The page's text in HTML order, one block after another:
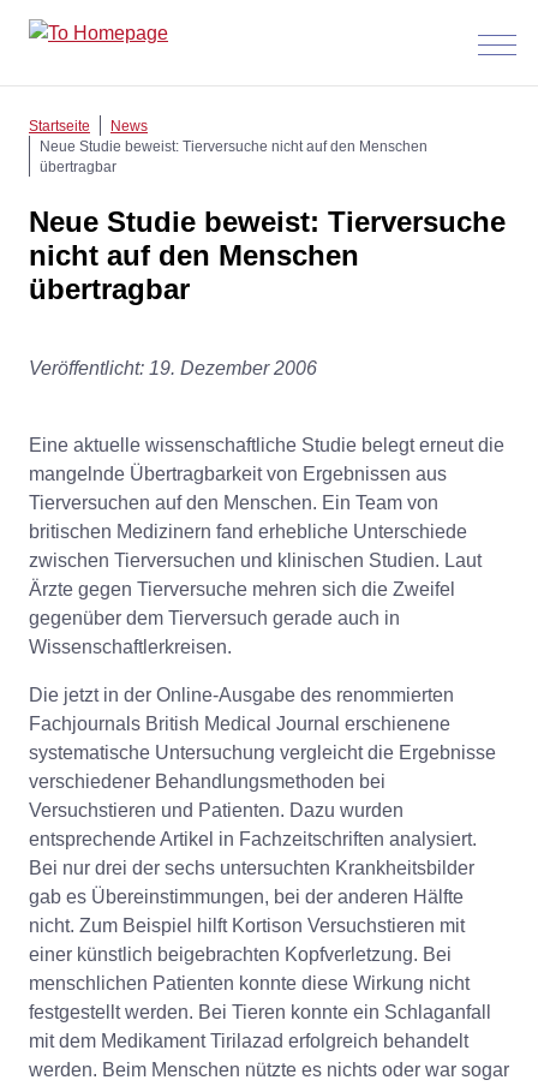
Menü
Startseite
News
Neue Studie beweist: Tierversuche nicht auf den Menschen
übertragbar
Neue Studie beweist: Tierversuche
nicht auf den Menschen
übertragbar
Veröffentlicht: 19. Dezember 2006
Eine aktuelle wissenschaftliche Studie belegt erneut die
mangelnde Übertragbarkeit von Ergebnissen aus
Tierversuchen auf den Menschen. Ein Team von
britischen Medizinern fand erhebliche Unterschiede
zwischen Tierversuchen und klinischen Studien. Laut
Ärzte gegen Tierversuche mehren sich die Zweifel
gegenüber dem Tierversuch gerade auch in
Wissenschaftlerkreisen.
Die jetzt in der Online-Ausgabe des renommierten
Fachjournals British Medical Journal erschienene
systematische Untersuchung vergleicht die Ergebnisse
verschiedener Behandlungsmethoden bei
Versuchstieren und Patienten. Dazu wurden
entsprechende Artikel in Fachzeitschriften analysiert.
Bei nur drei der sechs untersuchten Krankheitsbilder
gab es Übereinstimmungen, bei der anderen Hälfte
nicht. Zum Beispiel hilft Kortison Versuchstieren mit
einer künstlich beigebrachten Kopfverletzung. Bei
menschlichen Patienten konnte diese Wirkung nicht
festgestellt werden. Bei Tieren konnte ein Schlaganfall
mit dem Medikament Tirilazad erfolgreich behandelt
werden. Beim Menschen nützte es nichts oder war sogar